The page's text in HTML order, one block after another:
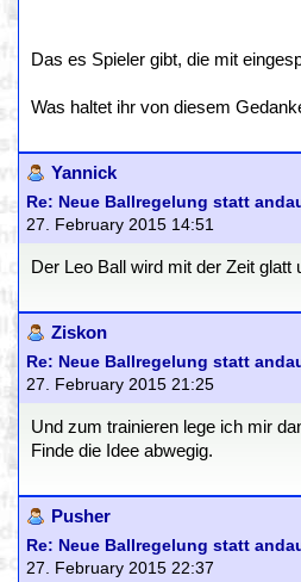
Das es Spieler gibt, die mit
Was haltet ihr von diesem
Yannick
Re: Neue Ballregelung statt
27. February 2015 14:51
Der Leo Ball wird mit der Zeit
Ziskon
Re: Neue Ballregelung statt
27. February 2015 21:25
Und zum trainieren lege ich mir
Finde die Idee abwegig.
Pusher
Re: Neue Ballregelung statt
27. February 2015 22:37